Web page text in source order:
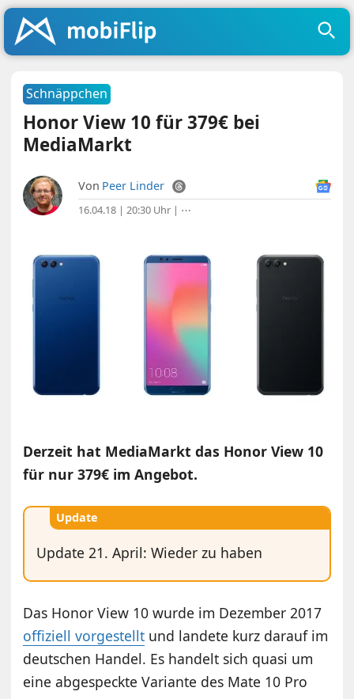
Schnäppchen
Honor View 10 für 379€ bei
MediaMarkt
Von Peer Linder
16.04.18 | 20:30 Uhr | ⋯
Derzeit hat MediaMarkt das Honor View 10
für nur 379€ im Angebot.
Update
Update 21. April: Wieder zu haben
Das Honor View 10 wurde im Dezember 2017
offiziell vorgestellt und landete kurz darauf im
deutschen Handel. Es handelt sich quasi um
eine abgespeckte Variante des Mate 10 Pro